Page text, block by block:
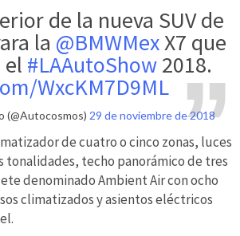
la @BMWMexX7 que
el #LAAutoShow2018.
WxcKM7D9ML
(@Autocosmos) 29 de noviembre de 2018
de cuatro o cinco zonas, luces
tonalidades, techo panorámico de tres
denominado Ambient Air con ocho
climatizados y asientos eléctricos